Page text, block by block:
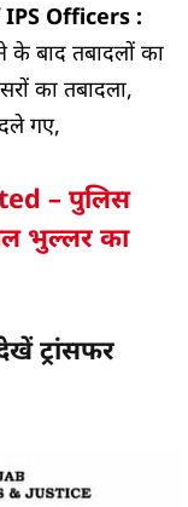
Officers :
बाद तबादलों का
का तबादला,
गए,
– पुलिस
भुल्लर का
ट्रांसफर